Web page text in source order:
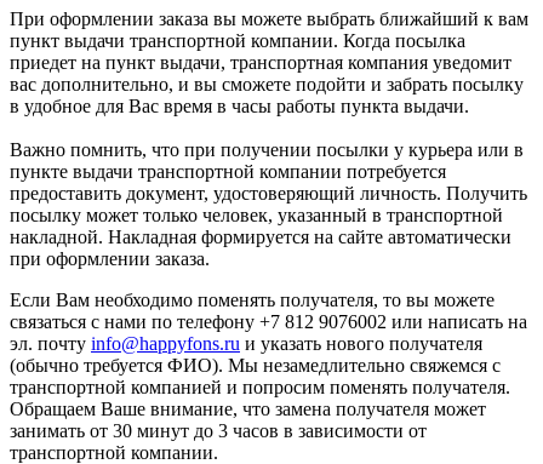
При оформлении заказа вы можете выбрать ближайший к вам
пункт выдачи транспортной компании. Когда посылка
приедет на пункт выдачи, транспортная компания уведомит
вас дополнительно, и вы сможете подойти и забрать посылку
в удобное для Вас время в часы работы пункта выдачи.
Важно помнить, что при получении посылки у курьера или в
пункте выдачи транспортной компании потребуется
предоставить документ, удостоверяющий личность. Получить
посылку может только человек, указанный в транспортной
накладной. Накладная формируется на сайте автоматически
при оформлении заказа.
Если Вам необходимо поменять получателя, то вы можете
связаться с нами по телефону +7 812 9076002 или написать на
эл. почту info@happyfons.ru и указать нового получателя
(обычно требуется ФИО). Мы незамедлительно свяжемся с
транспортной компанией и попросим поменять получателя.
Обращаем Ваше внимание, что замена получателя может
занимать от 30 минут до 3 часов в зависимости от
транспортной компании.